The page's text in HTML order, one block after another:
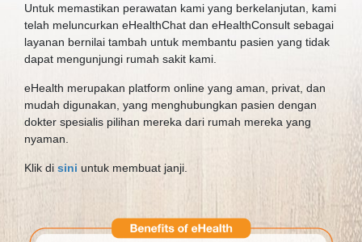
Untuk memastikan perawatan kami yang berkelanjutan, kami
telah meluncurkan eHealthChat dan eHealthConsult sebagai
layanan bernilai tambah untuk membantu pasien yang tidak
dapat mengunjungi rumah sakit kami.
eHealth merupakan platform online yang aman, privat, dan
mudah digunakan, yang menghubungkan pasien dengan
dokter spesialis pilihan mereka dari rumah mereka yang
nyaman.
Klik disini untuk membuat janji.